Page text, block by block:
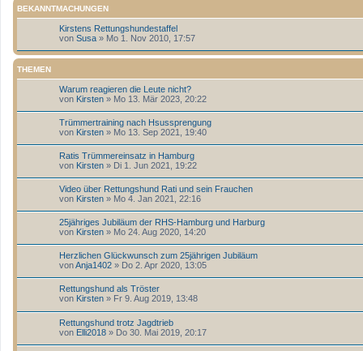
BEKANNTMACHUNGEN
Kirstens Rettungshundestaffel
von Susa » Mo 1. Nov 2010, 17:57
THEMEN
Warum reagieren die Leute nicht?
von Kirsten » Mo 13. Mär 2023, 20:22
Trümmertraining nach Hsussprengung
von Kirsten » Mo 13. Sep 2021, 19:40
Ratis Trümmereinsatz in Hamburg
von Kirsten » Di 1. Jun 2021, 19:22
Video über Rettungshund Rati und sein Frauchen
von Kirsten » Mo 4. Jan 2021, 22:16
25jähriges Jubiläum der RHS-Hamburg und Harburg
von Kirsten » Mo 24. Aug 2020, 14:20
Herzlichen Glückwunsch zum 25jährigen Jubiläum
vonAnja1402 » Do 2. Apr 2020, 13:05
Rettungshund als Tröster
von Kirsten » Fr 9. Aug 2019, 13:48
Rettungshund trotz Jagdtrieb
von Elli2018 » Do 30. Mai 2019, 20:17